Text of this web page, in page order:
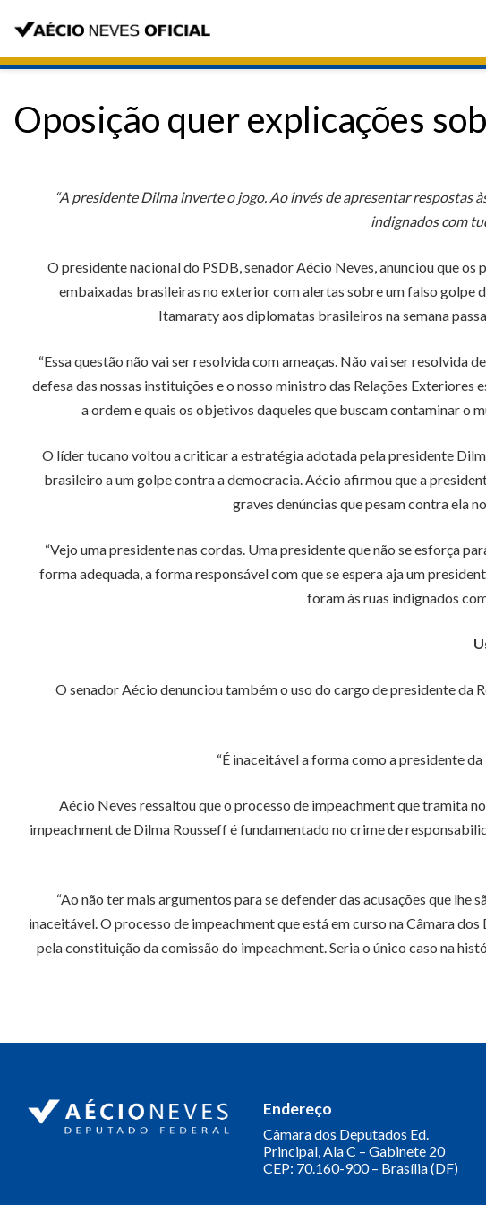
Oposição quer explicações
“A presidente Dilma inverte o jogo. Ao invés de apresentar respostas
indignados com
O presidente nacional do PSDB, senador Aécio Neves, anunciou que
embaixadas brasileiras no exterior com alertas sobre um falso golpe
Itamaraty aos diplomatas brasileiros na semana
“Essa questão não vai ser resolvida com ameaças. Não vai ser
defesa das nossas instituições e o nosso ministro das Relações
a ordem e quais os objetivos daqueles que buscam contaminar o
O líder tucano voltou a criticar a estratégia adotada pela presidente
brasileiro a um golpe contra a democracia. Aécio afirmou que a
graves denúncias que pesam contra ela
“Vejo uma presidente nas cordas. Uma presidente que não se esforça
forma adequada, a forma responsável com que se espera aja um
foram às ruas indignados
O senador Aécio denunciou também o uso do cargo de presidente da
“É inaceitável a forma como a presidente
Aécio Neves ressaltou que o processo de impeachment que tramita
impeachment de Dilma Rousseff é fundamentado no crime de
“Ao não ter mais argumentos para se defender das acusações que
inaceitável. O processo de impeachment que está em curso na Câmara
pela constituição da comissão do impeachment. Seria o único caso na
Endereço
Câmara dos Deputados Ed.
Principal, Ala C – Gabinete 20
CEP: 70.160-900 – Brasília (DF)